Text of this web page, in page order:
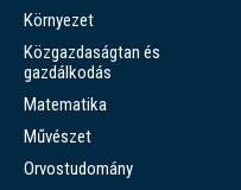
Környezet
Közgazdaságtan és
gazdálkodás
Matematika
Művészet
Orvostudomány